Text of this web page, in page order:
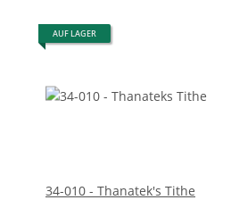
AUF LAGER
34-010 - Thanatek's Tithe